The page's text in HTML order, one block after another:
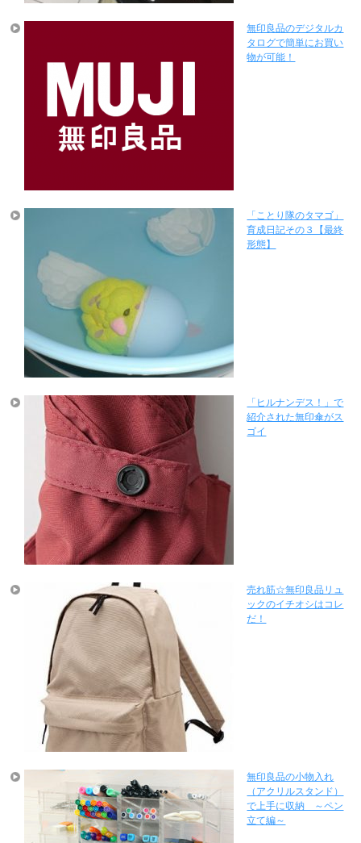
無印良品のデジタルカ
タログで簡単にお買い
物が可能！
「ことり隊のタマゴ」
育成日記その３【最終
形態】
「ヒルナンデス！」で
紹介された無印傘がス
ゴイ
売れ筋☆無印良品リュ
ックのイチオシはコレ
だ！
無印良品の小物入れ
（アクリルスタンド）
で上手に収納 ～ペン
立て編～